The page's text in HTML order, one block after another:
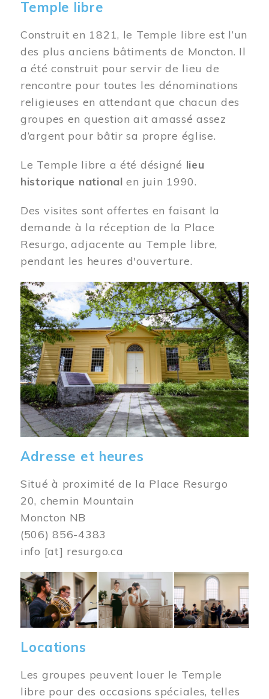
Temple libre
Construit en 1821, le Temple libre est l’un
des plus anciens bâtiments de Moncton. Il
a été construit pour servir de lieu de
rencontre pour toutes les dénominations
religieuses en attendant que chacun des
groupes en question ait amassé assez
d’argent pour bâtir sa propre église.
Le Temple libre a été désigné lieu
historique national en juin 1990.
Des visites sont offertes en faisant la
demande à la réception de la Place
Resurgo, adjacente au Temple libre,
pendant les heures d'ouverture.
Image
Adresse et heures
Situé à proximité de la Place Resurgo
20, chemin Mountain
Moncton NB
(506) 856-4383
info [at] resurgo.ca
Image
Locations
Les groupes peuvent louer le Temple
libre pour des occasions spéciales, telles